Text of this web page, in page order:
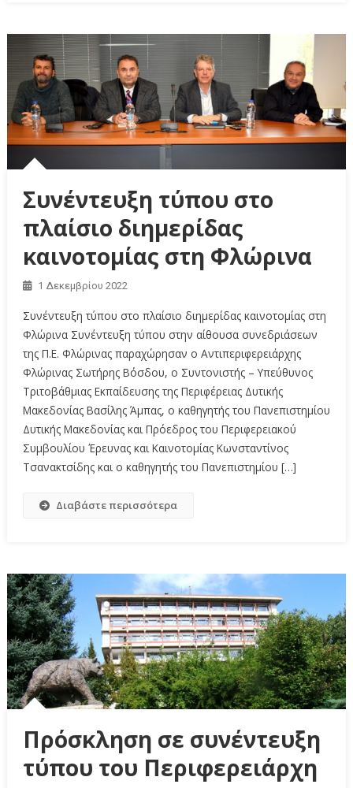
Συνέντευξη τύπου στο
πλαίσιο διημερίδας
καινοτομίας στη Φλώρινα
1 Δεκεμβρίου 2022
Συνέντευξη τύπου στο πλαίσιο διημερίδας καινοτομίας στη
Φλώρινα Συνέντευξη τύπου στην αίθουσα συνεδριάσεων
της Π.Ε. Φλώρινας παραχώρησαν ο Αντιπεριφερειάρχης
Φλώρινας Σωτήρης Βόσδου, o Συντονιστής – Υπεύθυνος
Τριτοβάθμιας Εκπαίδευσης της Περιφέρειας Δυτικής
Μακεδονίας Βασίλης Άμπας, ο καθηγητής του Πανεπιστημίου
Δυτικής Μακεδονίας και Πρόεδρος του Περιφερειακού
Συμβουλίου Έρευνας και Καινοτομίας Κωνσταντίνος
Τσανακτσίδης και ο καθηγητής του Πανεπιστημίου […]
Διαβάστε περισσότερα
Πρόσκληση σε συνέντευξη
τύπου του Περιφερειάρχη